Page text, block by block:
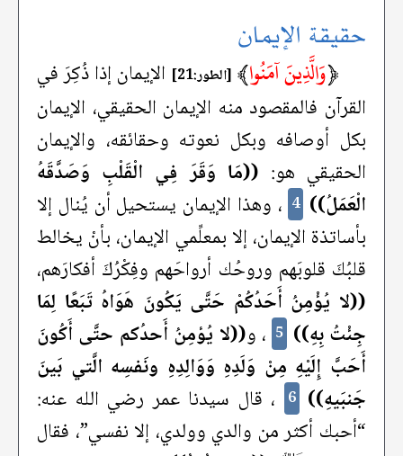
حقيقة الإيمان
﴿وَالَّذِينَ آمَنُوا﴾ [الطور:21]
الإيمان إذا ذُكِرَ في
القرآن فالمقصود منه الإيمان الحقيقي، الإيمان
بكل أوصافه وبكل نعوته وحقائقه، والإيمان
الحقيقي هو: ((مَا وَقَرَ فِي الْقَلْبِ وَصَدَّقَهُ
الْعَمَلُ)) 4 ، وهذا الإيمان يستحيل أن يُنال إلا
بأساتذة الإيمان، إلا بمعلِّمي الإيمان، بأنْ يخالط
قلبُكَ قلوبَهم وروحُك أرواحَهم وفِكْرُكَ أفكارَهم،
((لا يُؤْمِنُ أَحَدُكُمْ حَتَّى يَكُونَ هَوَاهُ تَبَعًا لِمَا
جِئْتُ بِهِ)) 5 ، و((لا يُؤمِنُ أَحدُكم حتَّى أَكُونَ
أَحَبَّ إِلَيْهِ مِنْ وَلَدِهِ وَوَالِدِهِ ونَفسِه الَّتي بَينَ
جَنبَيهِ)) 6 ، قال سيدنا عمر رضي الله عنه:
“أحبك أكثر من والدي وولدي، إلا نفسي”، فقال